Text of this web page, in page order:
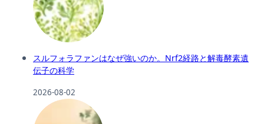
スルフォラファンはなぜ強いのか。Nrf2経路と解毒酵素遺
伝子の科学
2026-08-02